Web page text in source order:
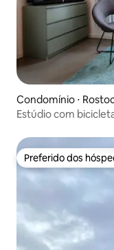
Condomínio ⋅
Estúdio com
Preferido dos
Preferido dos